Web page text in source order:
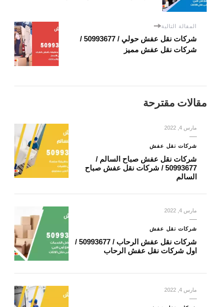
المقالة التالية
شركات نقل عفش حولي / 50993677 /
شركات نقل عفش مميز
مقالات مقترحة
مارس 4, 2022
شركات نقل عفش
شركات نقل عفش صباح السالم /
50993677 / شركات نقل عفش صباح
السالم
مارس 4, 2022
شركات نقل عفش
شركات نقل عفش الرحاب / 50993677 /
اول شركات نقل عفش الرحاب
مارس 4, 2022